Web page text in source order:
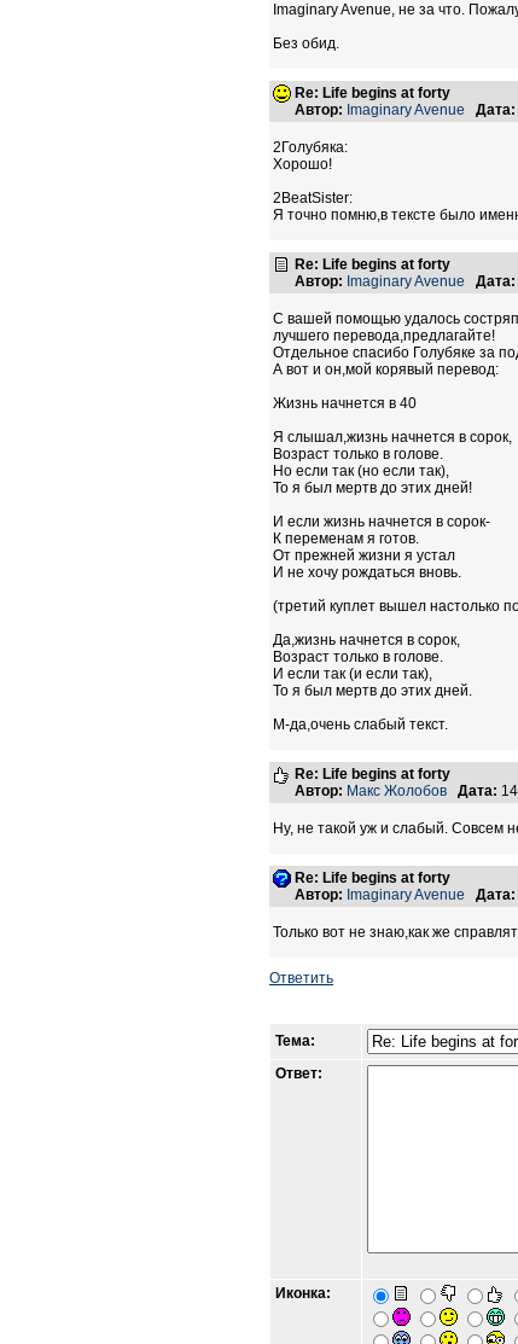
Imaginary Avenue, не за что.
Без обид.
Re: Life begins at forty
Автор: Imaginary Avenue Дата:
2Голубяка:
Хорошо!
2BeatSister:
Я точно помню,в тексте было
Re: Life begins at forty
Автор: Imaginary Avenue Дата:
С вашей помощью удалось
лучшего перевода,предлагайте!
Отдельное спасибо Голубяке за
А вот и он,мой корявый перевод:
Жизнь начнется в 40
Я слышал,жизнь начнется в сорок,
Возраст только в голове.
Но если так (но если так),
То я был мертв до этих дней!
И если жизнь начнется в сорок-
К переменам я готов.
От прежней жизни я устал
И не хочу рождаться вновь.
(третий куплет вышел настолько
Да,жизнь начнется в сорок,
Возраст только в голове.
И если так (и если так),
То я был мертв до этих дней.
М-да,очень слабый текст.
Re: Life begins at forty
Автор: Макс Жолобов Дата:
Ну, не такой уж и слабый. Совсем
Re: Life begins at forty
Автор: Imaginary Avenue Дата:
Только вот не знаю,как же
Ответить
Тема:
Ответ:
Иконка: